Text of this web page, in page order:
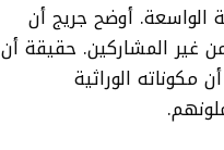
الواسعة. أوضح جريج أن
غير المشاركين. حقيقة أن
الوراثية